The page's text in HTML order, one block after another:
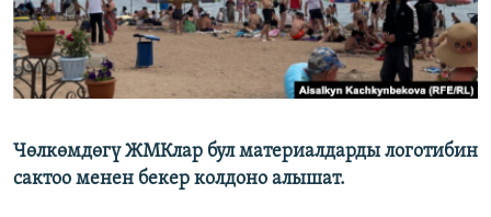
Чөлкөмдөгү ЖМКлар бул материалдарды логотибин
сактоо менен бекер колдоно алышат.